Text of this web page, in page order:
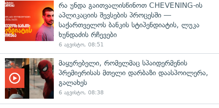
რა უნდა გაითვალისწინოთ CHEVENING-ის
აპლიკაციის შევსების პროცესში —
საქართველოს ბანკის სტიპენდიატის, ლუკა
ხუნდაძის რჩევები
6 აგვისტო, 08:51
მაყურებელი, რომელმაც სპაიდერმენის
პრემიერისას მთელი დარბაზი დაასპოილერა,
გალახეს
6 აგვისტო, 08:38